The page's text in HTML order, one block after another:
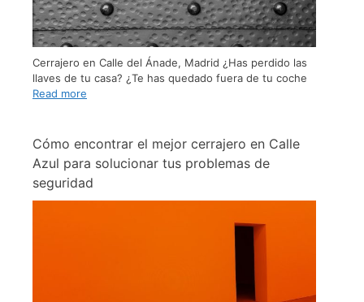
Cerrajero en Calle del Ánade, Madrid ¿Has perdido las
llaves de tu casa? ¿Te has quedado fuera de tu coche
Read more
Cómo encontrar el mejor cerrajero en Calle
Azul para solucionar tus problemas de
seguridad